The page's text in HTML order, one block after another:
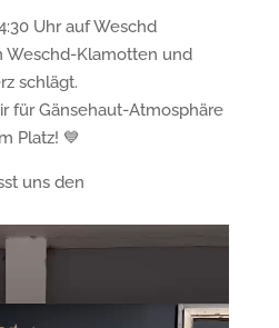
Uhr auf Weschd
Weschd-Klamotten und
schlägt.
für Gänsehaut-Atmosphäre
Platz! 💙
uns den